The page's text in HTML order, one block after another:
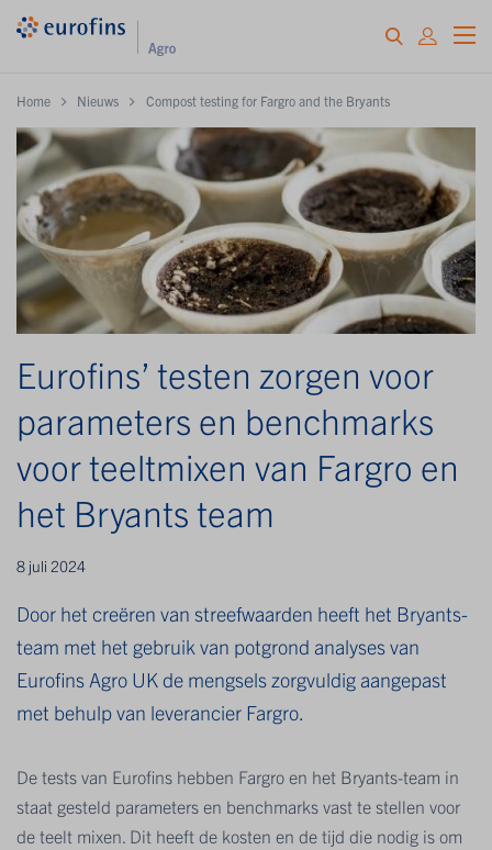
Home Nieuws Compost testing for Fargro and the Bryants
Eurofins’ testen zorgen voor
parameters en benchmarks
voor teeltmixen van Fargro en
het Bryants team
8 juli 2024
Door het creëren van streefwaarden heeft het Bryants-
team met het gebruik van potgrond analyses van
Eurofins Agro UK de mengsels zorgvuldig aangepast
met behulp van leverancier Fargro.
De tests van Eurofins hebben Fargro en het Bryants-team in
staat gesteld parameters en benchmarks vast te stellen voor
de teelt mixen. Dit heeft de kosten en de tijd die nodig is om